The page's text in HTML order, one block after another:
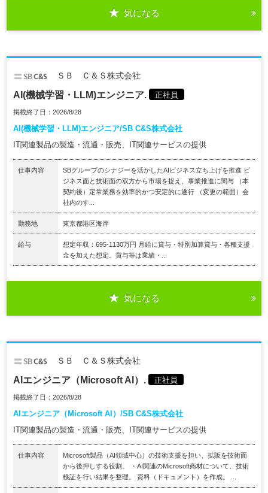
気になる
ＳＢ Ｃ＆Ｓ株式会社
AI(機械学習・LLM)エンジニア. 正社員
掲載終了日：2026/8/28
AI(機械学習・LLM)エンジニア/SB C&S株式会社
IT関連製品の製造・流通・販売、IT関連サービスの提供
仕事内容
SBグループのシナジーを活かしたAIビジネス立ち上げを推進 ビ
ジネス面と技術面の双方から市場を捉え、事業推進に関与 （本
契約後）定常業務を効率的かつ安定的に遂行 （変更の範囲）会
社内のす...
勤務地 東京都港区海岸
給与
想定年収：695-1130万円 月給に賞与・特別加算賞与・各種支援
金を加えた想定。賞与等は業績・...
気になる
ＳＢ Ｃ＆Ｓ株式会社
AIエンジニア（Microsoft AI）. 正社員
掲載終了日：2026/8/28
AIエンジニア（Microsoft AI）/SB C&S株式会社
IT関連製品の製造・流通・販売、IT関連サービスの提供
仕事内容
Microsoft製品（AI領域中心）の技術支援を担い、拡販を技術面
から後押しする役割。 ・AI関連のMicrosoft商材について、技術
検証を行い結果を整理。 資料（ドキュメント）を作成。 ...